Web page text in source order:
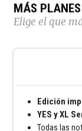
MÁS
Elige el que
Edición
YES y XL
Todas las